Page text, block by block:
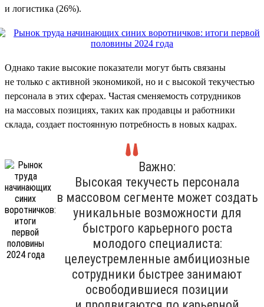
и логистика (26%).
Однако такие высокие показатели могут быть связаны
не только с активной экономикой, но и с высокой текучестью
персонала в этих сферах. Частая сменяемость сотрудников
на массовых позициях, таких как продавцы и работники
склада, создает постоянную потребность в новых кадрах.
Важно:
Высокая текучесть персонала
в массовом сегменте может создать
уникальные возможности для
быстрого карьерного роста
молодого специалиста:
целеустремленные амбициозные
сотрудники быстрее занимают
освободившиеся позиции